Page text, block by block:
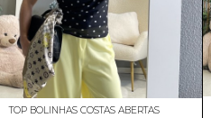
TOP BOLINHAS COSTAS ABERTAS